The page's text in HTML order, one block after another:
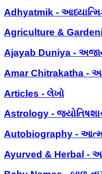
Adhyatmik -
Agriculture &
Ajayab Duniya -
Amar Chitrakatha -
Articles - લેખો
Astrology -
Autobiography -
Ayurved & Herbal -